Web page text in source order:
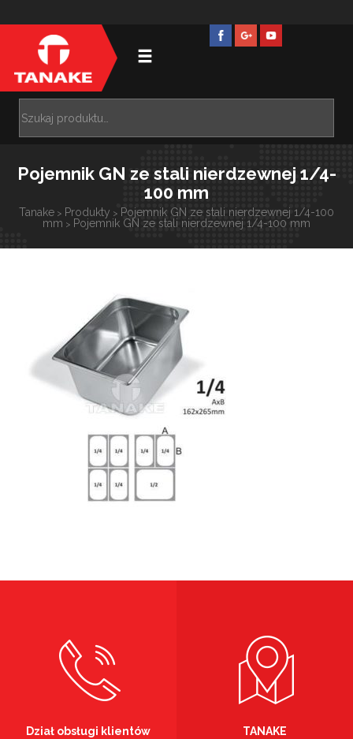
Pojemnik GN ze stali nierdzewnej 1/4-
100 mm
Tanake > Produkty > Pojemnik GN ze stali nierdzewnej 1/4-100
mm > Pojemnik GN ze stali nierdzewnej 1/4-100 mm
Dział obsługi klientów
TANAKE